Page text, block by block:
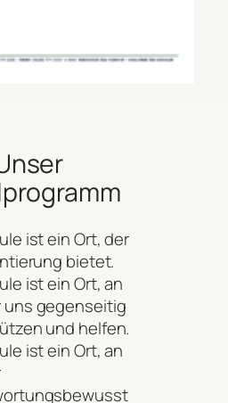
ist ein Ort, der
bietet.
ist ein Ort, an
uns gegenseitig
und helfen.
ist ein Ort, an